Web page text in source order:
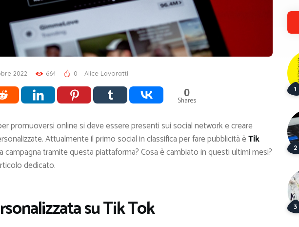
2022 664 0 Alice Lavoratti
0
Shares
promuoversi online si deve essere presenti sui social network e creare
Attualmente il primo social in classifica per fare pubblicità èTik
campagna tramite questa piattaforma? Cosa è cambiato in questi ultimi mesi?
dedicato.
su Tik Tok